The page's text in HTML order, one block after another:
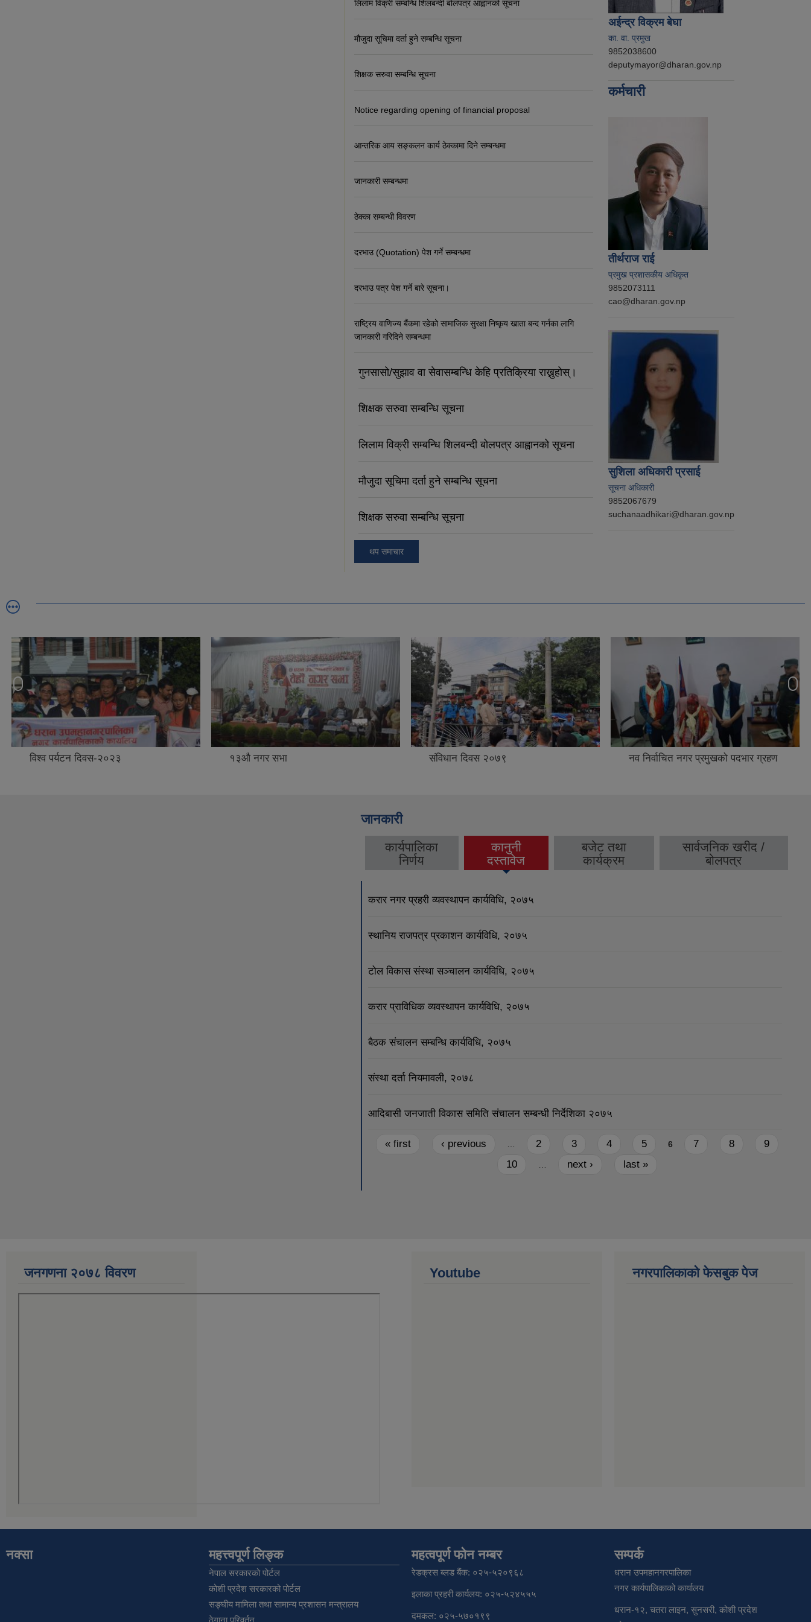
लिलाम विक्री सम्बन्धि शिलबन्दी बोलपत्र आह्वानको सूचना
मौजुदा सूचिमा दर्ता हुने सम्बन्धि सूचना
शिक्षक सरुवा सम्बन्धि सूचना
Notice regarding opening of financial proposal
आन्तरिक आय सङ्कलन कार्य ठेक्कामा दिने सम्बन्धमा
जानकारी सम्बन्धमा
ठेक्का सम्बन्धी विवरण
दरभाउ (Quotation) पेश गर्ने सम्बन्धमा
दरभाउ पत्र पेश गर्ने बारे सूचना।
राष्ट्रिय वाणिज्य बैंकमा रहेको सामाजिक सुरक्षा निष्कृय खाता बन्द गर्नका लागि
जानकारी गरिदिने सम्बन्धमा
गुनसासो/सुझाव वा सेवासम्बन्धि केहि प्रतिक्रिया राख्नुहोस्।
शिक्षक सरुवा सम्बन्धि सूचना
लिलाम विक्री सम्बन्धि शिलबन्दी बोलपत्र आह्वानको सूचना
मौजुदा सूचिमा दर्ता हुने सम्बन्धि सूचना
शिक्षक सरुवा सम्बन्धि सूचना
थप समाचार
अईन्द्र विक्रम बेघा
का. वा. प्रमुख
9852038600
deputymayor@dharan.gov.np
कर्मचारी
तीर्थराज राई
प्रमुख प्रशासकीय अधिकृत
9852073111
cao@dharan.gov.np
सुशिला अधिकारी प्रसाई
सूचना अधिकारी
9852067679
suchanaadhikari@dharan.gov.np
विश्व पर्यटन दिवस-२०२३ १३औ नगर सभा संविधान दिवस २०७९ नव निर्वाचित नगर प्रमुखको पदभार ग्रहण
जानकारी
कार्यपालिका
निर्णय
कानुनी
दस्तावेज
(active tab)
बजेट तथा
कार्यक्रम
सार्वजनिक खरीद /
बोलपत्र
करार नगर प्रहरी व्यवस्थापन कार्यविधि, २०७५
स्थानिय राजपत्र प्रकाशन कार्यविधि, २०७५
टोल विकास संस्था सञ्चालन कार्यविधि, २०७५
करार प्राविधिक व्यवस्थापन कार्यविधि, २०७५
बैठक संचालन सम्बन्धि कार्यविधि, २०७५
संस्था दर्ता नियमावली, २०७८
आदिबासी जनजाती विकास समिति संचालन सम्बन्धी निर्देशिका २०७५
Pages
« first ‹ previous … 2 3 4 5 6 7 8
9
10
… next › last »
जनगणना २०७८ विवरण Youtube नगरपालिकाको फेसबुक पेज
नक्सा महत्त्वपूर्ण लिङ्क
नेपाल सरकारको पोर्टल
कोशी प्रदेश सरकारको पोर्टल
सङ्‍घीय मामिला तथा सामान्य प्रशासन मन्त्रालय
ठेगाना परिवर्तन
महत्वपूर्ण फोन नम्बर
रेडक्रस ब्लड बैंक: ०२५-५२०९६८
इलाका प्रहरी कार्यलय: ०२५-५२४५५५
दमकल: ०२५-५७०१९९
सम्पर्क
धरान उपमहानगरपालिका
नगर कार्यपालिकाको कार्यालय
धरान-१२, चतरा लाइन, सुनसरी, कोशी प्रदेश